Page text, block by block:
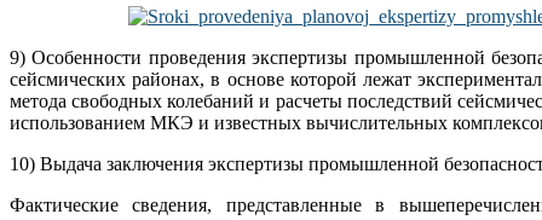
9) Особенности проведения экспертизы промышленной
сейсмических районах, в основе которой лежат
метода свободных колебаний и расчеты последствий
использованием МКЭ и известных вычислительных
10) Выдача заключения экспертизы промышленной
Фактические сведения, представленные в